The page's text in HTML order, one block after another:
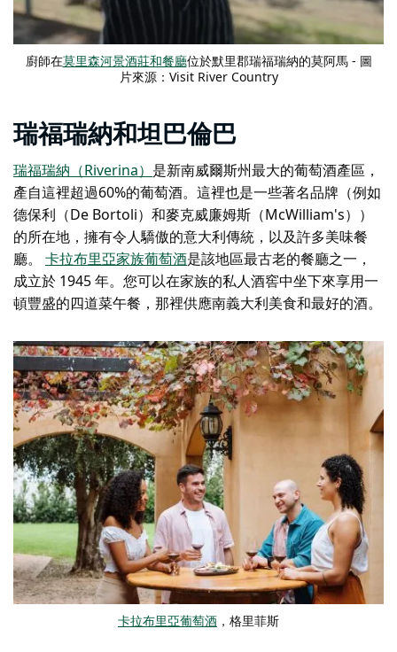
廚師在莫里森河景酒莊和餐廳位於默里郡瑞福瑞納的莫阿馬 - 圖
片來源：Visit River Country
瑞福瑞納和坦巴倫巴
瑞福瑞納（Riverina） 是新南威爾斯州最大的葡萄酒產區，
產自這裡超過60%的葡萄酒。這裡也是一些著名品牌（例如
德保利（De Bortoli）和麥克威廉姆斯（McWilliam's））
的所在地，擁有令人驕傲的意大利傳統，以及許多美味餐
廳。
卡拉布里亞家族葡萄酒是該地區最古老的餐廳之一，
成立於 1945 年。您可以在家族的私人酒窖中坐下來享用一
頓豐盛的四道菜午餐，那裡供應南義大利美食和最好的酒。
卡拉布里亞葡萄酒 ，格里菲斯